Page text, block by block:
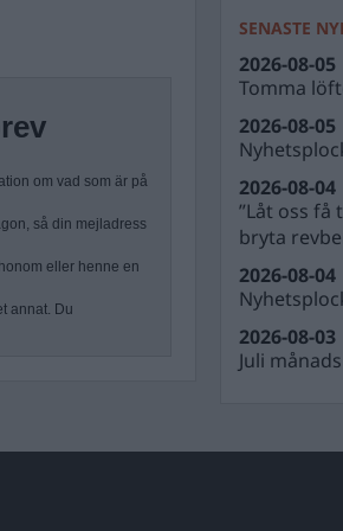
om vad som är på
så din mejladress
eller henne en
annat. Du
SENASTE
Tomma
2026-08-05
2026-08-05
”Låt oss
bryta
2026-08-04
2026-08-04
Juli
2026-08-03